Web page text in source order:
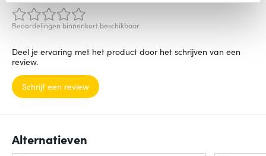
Beoordelingen binnenkort beschikbaar
Deel je ervaring met het product door het schrijven van een
review.
Schrijf een review
Alternatieven